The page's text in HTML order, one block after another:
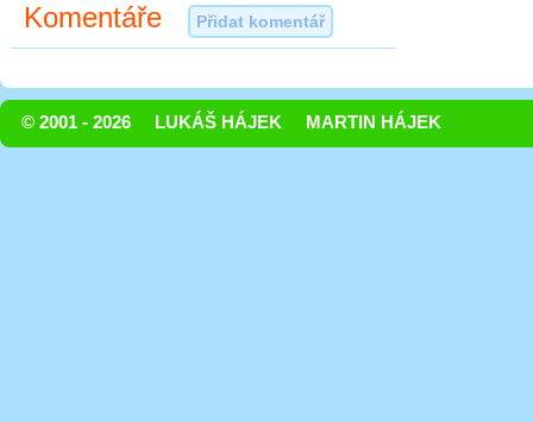
Komentáře Přidat komentář
© 2001 - 2026 LUKÁŠ HÁJEK MARTIN HÁJEK